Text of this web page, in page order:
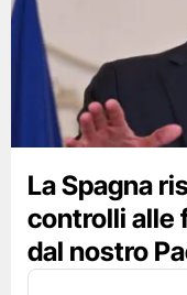
La Spagna
controlli alle
dal nostro